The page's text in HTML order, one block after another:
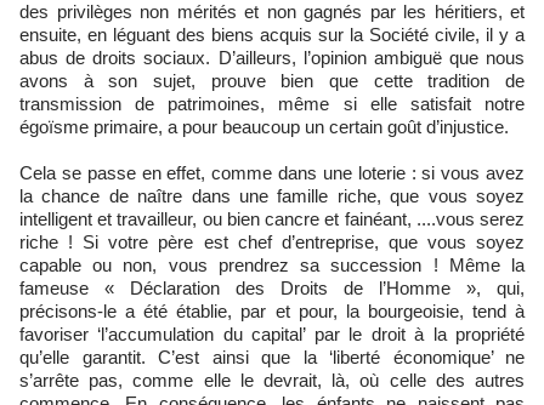
des privilèges non mérités et non gagnés par les héritiers, et
ensuite, en léguant des biens acquis sur la Société civile, il y a
abus de droits sociaux. D’ailleurs, l’opinion ambiguë que nous
avons à son sujet, prouve bien que cette tradition de
transmission de patrimoines, même si elle satisfait notre
égoïsme primaire, a pour beaucoup un certain goût d’injustice.
Cela se passe en effet, comme dans une loterie : si vous avez
la chance de naître dans une famille riche, que vous soyez
intelligent et travailleur, ou bien cancre et fainéant, ....vous serez
riche ! Si votre père est chef d’entreprise, que vous soyez
capable ou non, vous prendrez sa succession ! Même la
fameuse « Déclaration des Droits de l’Homme », qui,
précisons-le a été établie, par et pour, la bourgeoisie, tend à
favoriser ‘l’accumulation du capital’ par le droit à la propriété
qu’elle garantit. C’est ainsi que la ‘liberté économique’ ne
s’arrête pas, comme elle le devrait, là, où celle des autres